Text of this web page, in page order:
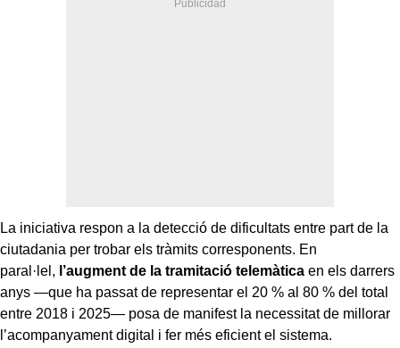
La iniciativa respon a la detecció de dificultats entre part de la
ciutadania per trobar els tràmits corresponents. En
paral·lel, l’augment de la tramitació telemàtica en els darrers
anys —que ha passat de representar el 20 % al 80 % del total
entre 2018 i 2025— posa de manifest la necessitat de millorar
l’acompanyament digital i fer més eficient el sistema.